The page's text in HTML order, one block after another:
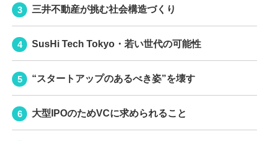
三井不動産が挑む社会構造づくり
SusHi Tech Tokyo・若い世代の可能性
“スタートアップのあるべき姿”を壊す
大型IPOのためVCに求められること